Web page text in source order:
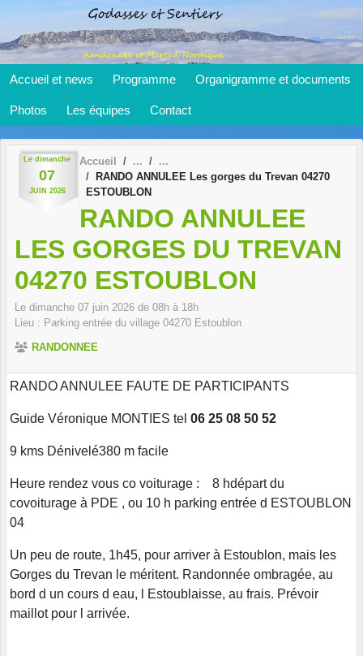
Accueil et news Programme Organigramme et documents
Photos Les équipes Contact
Le dimanche
07
JUIN 2026
Accueil
RANDO ANNULEE Les gorges du Trevan 04270
ESTOUBLON
RANDO ANNULEE
LES GORGES DU TREVAN
04270 ESTOUBLON
Le dimanche 07 juin 2026 de 08h à 18h
Lieu : Parking entrée du village 04270 Estoublon
RANDONNEE
RANDO ANNULEE FAUTE DE PARTICIPANTS
Guide Véronique MONTIES tel 06 25 08 50 52
9 kms Dénivelé380 m facile
Heure rendez vous co voiturage : 8 hdépart du
covoiturage à PDE , ou 10 h parking entrée d ESTOUBLON
04
Un peu de route, 1h45, pour arriver à Estoublon, mais les
Gorges du Trevan le méritent. Randonnée ombragée, au
bord d un cours d eau, l Estoublaisse, au frais. Prévoir
maillot pour l arrivée.
Panneau de gestion des cookies